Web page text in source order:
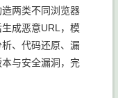
两类不同浏览器
成恶意URL，模
、代码还原、漏
与安全漏洞，完